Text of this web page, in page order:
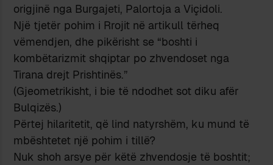
origjinë nga Burgajeti, Palortoja a Viçidoli.
Një tjetër pohim i Rrojit në artikull tërheq
vëmendjen, dhe pikërisht se “boshti i
kombëtarizmit shqiptar po zhvendoset nga
Tirana drejt Prishtinës.”
(Gjeometrikisht, i bie të ndodhet sot diku afër
Bulqizës.)
Përtej hilaritetit, që lind natyrshëm, ku mund të
mbështetet një pohim i tillë?
Nuk shoh arsye për këtë zhvendosje të boshtit;